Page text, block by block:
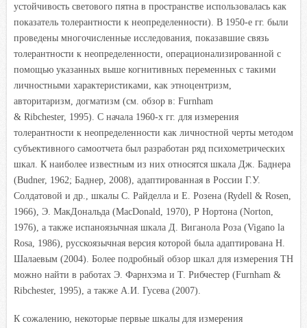
устойчивость светового пятна в пространстве использовалась как
показатель толерантности к неопределенности). В 1950-е гг. были
проведены многочисленные исследования, показавшие связь
толерантности к неопределенности, операционализированной с
помощью указанных выше когнитивных переменных с такими
личностными характеристиками, как этноцентризм,
авторитаризм, догматизм (см. обзор в: Furnham
& Ribchester, 1995). С начала 1960-х гг. для измерения
толерантности к неопределенности как личностной черты методом
субъективного самоотчета был разработан ряд психометрических
шкал. К наиболее известным из них относятся шкала Дж. Баднера
(Budner, 1962; Баднер, 2008), адаптированная в России Г.У.
Солдатовой и др., шкалы С. Райделла и Е. Розена (Rydell & Rosen,
1966), Э. МакДональда (MacDonald, 1970), Р Нортона (Norton,
1976), а также испаноязычная шкала Д. Виганола Роза (Vigano la
Rosa, 1986), русскоязычная версия которой была адаптирована Н.
Шалаевым (2004). Более подробный обзор шкал для измерения ТН
можно найти в работах Э. Фарнхэма и Т. Рибчестер (Furnham &
Ribchester, 1995), а также А.И. Гусева (2007).
К сожалению, некоторые первые шкалы для измерения